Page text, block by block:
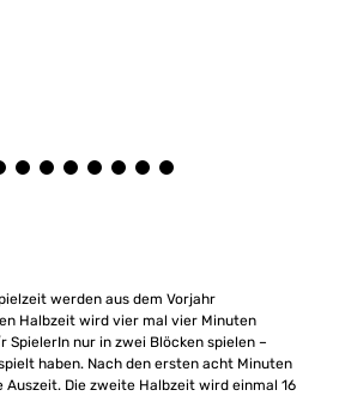
werden aus dem Vorjahr
Halbzeit wird vier mal vier Minuten
nur in zwei Blöcken spielen –
haben. Nach den ersten acht Minuten
Die zweite Halbzeit wird einmal 16